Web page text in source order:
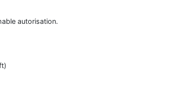
autorisation.